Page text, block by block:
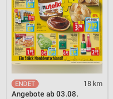
18 km
Angebote ab 03.08.